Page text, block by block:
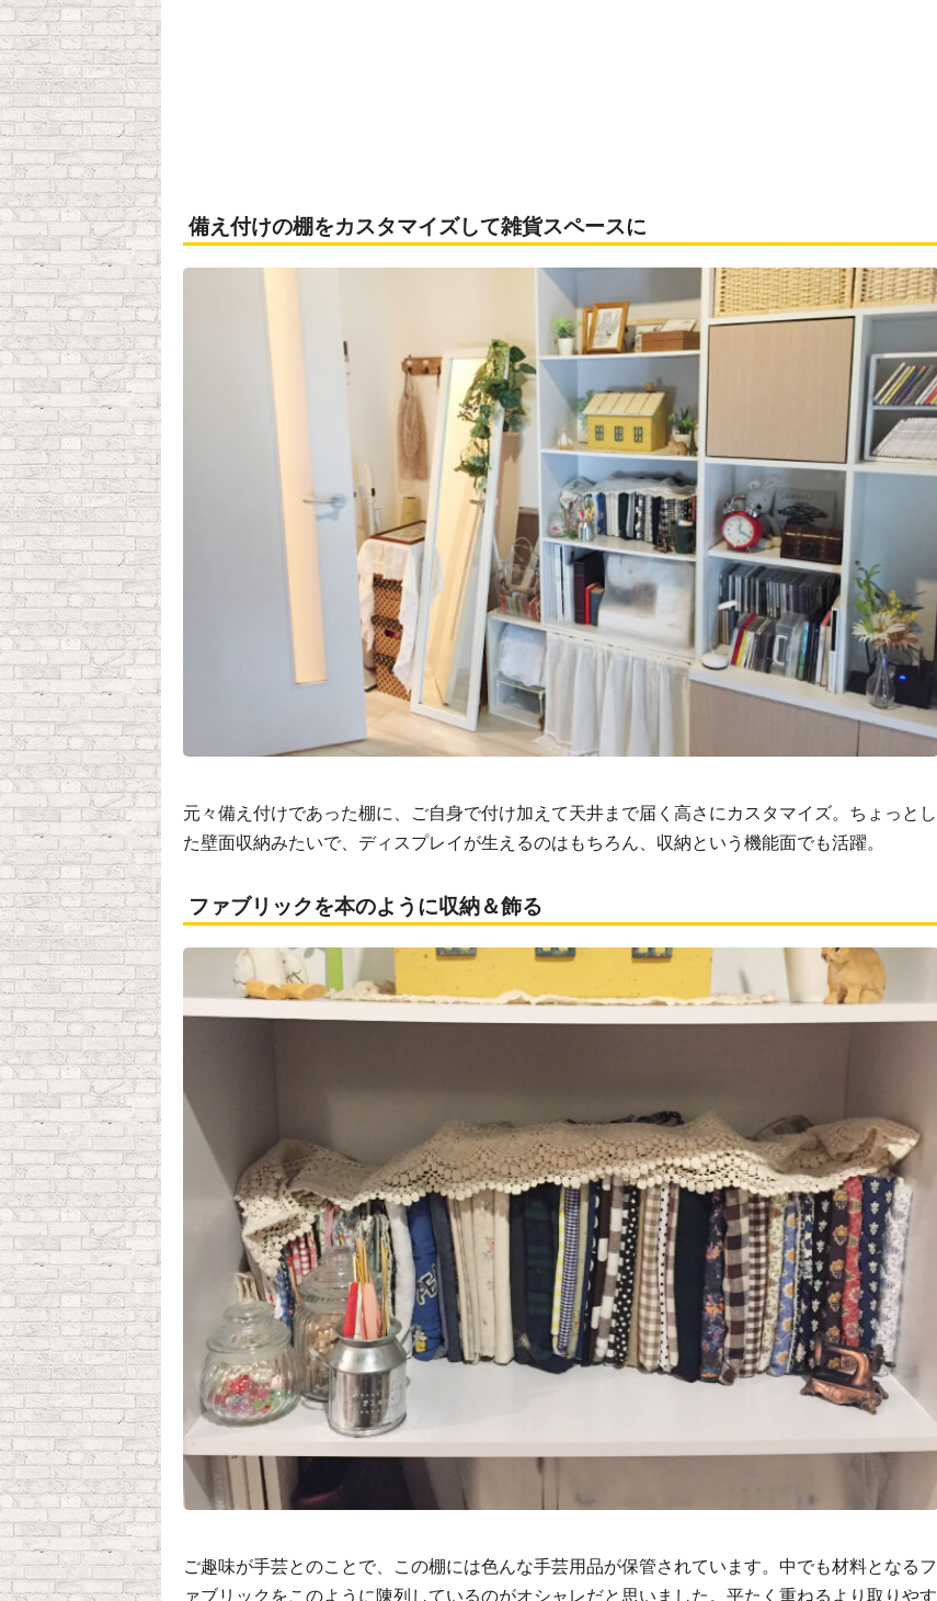
備え付けの棚をカスタマイズして雑貨スペースに
元々備え付けであった棚に、ご自身で付け加えて天井まで届く高さにカスタマイズ。ちょっとし
た壁面収納みたいで、ディスプレイが生えるのはもちろん、収納という機能面でも活躍。
ファブリックを本のように収納＆飾る
ご趣味が手芸とのことで、この棚には色んな手芸用品が保管されています。中でも材料となるフ
ァブリックをこのように陳列しているのがオシャレだと思いました。平たく重ねるより取りやす